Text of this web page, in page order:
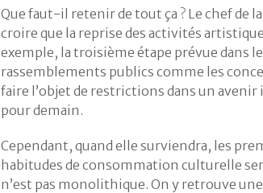
Que faut-il retenir de tout ça ? Le chef de
croire que la reprise des activités
exemple, la troisième étape prévue dans
rassemblements publics comme les
faire l’objet de restrictions dans un avenir
pour demain.
Cependant, quand elle surviendra, les
habitudes de consommation culturelle
n’est pas monolithique. On y retrouve